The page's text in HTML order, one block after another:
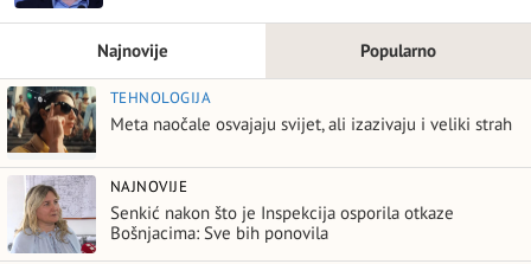
Najnovije Popularno
TEHNOLOGIJA
Meta naočale osvajaju svijet, ali izazivaju i veliki strah
NAJNOVIJE
Senkić nakon što je Inspekcija osporila otkaze
Bošnjacima: Sve bih ponovila